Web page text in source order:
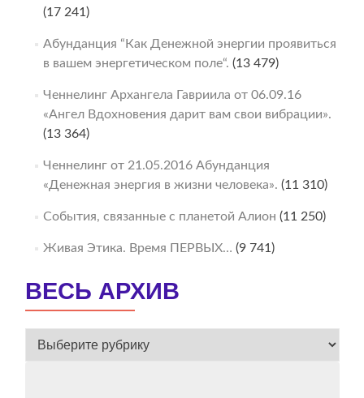
(17 241)
Абунданция “Как Денежной энергии проявиться
в вашем энергетическом поле“. (13 479)
Ченнелинг Архангела Гавриила от 06.09.16
«Ангел Вдохновения дарит вам свои вибрации».
(13 364)
Ченнелинг от 21.05.2016 Абунданция
«Денежная энергия в жизни человека». (11 310)
События, связанные с планетой Алион (11 250)
Живая Этика. Время ПЕРВЫХ… (9 741)
ВЕСЬ АРХИВ
ВЕСЬ